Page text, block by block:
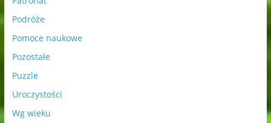
Podróże
Pomoce naukowe
Pozostałe
Puzzle
Uroczystości
Wg wieku